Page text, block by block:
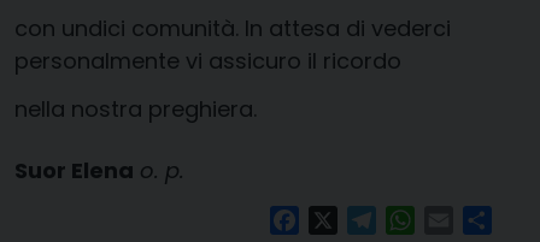
con undici comunità. In attesa di vederci
personalmente vi assicuro il ricordo
nella nostra preghiera.
Suor Elena o. p.
FacebookTelegramWhatsApp
Email